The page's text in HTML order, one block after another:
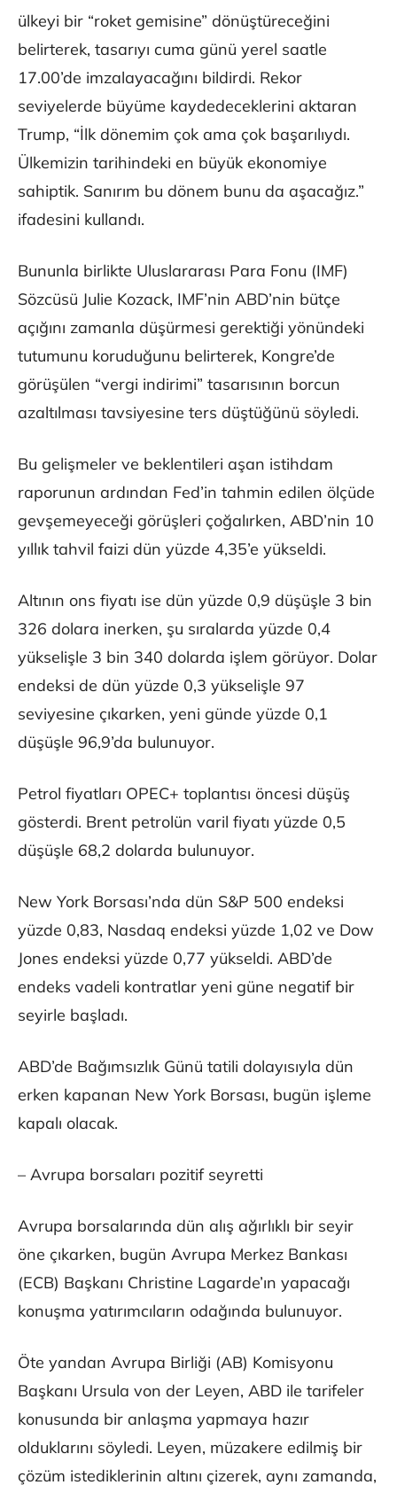
ülkeyi bir “roket gemisine” dönüştüreceğini
belirterek, tasarıyı cuma günü yerel saatle
17.00’de imzalayacağını bildirdi. Rekor
seviyelerde büyüme kaydedeceklerini aktaran
Trump, “İlk dönemim çok ama çok başarılıydı.
Ülkemizin tarihindeki en büyük ekonomiye
sahiptik. Sanırım bu dönem bunu da aşacağız.”
ifadesini kullandı.
Bununla birlikte Uluslararası Para Fonu (IMF)
Sözcüsü Julie Kozack, IMF’nin ABD’nin bütçe
açığını zamanla düşürmesi gerektiği yönündeki
tutumunu koruduğunu belirterek, Kongre’de
görüşülen “vergi indirimi” tasarısının borcun
azaltılması tavsiyesine ters düştüğünü söyledi.
Bu gelişmeler ve beklentileri aşan istihdam
raporunun ardından Fed’in tahmin edilen ölçüde
gevşemeyeceği görüşleri çoğalırken, ABD’nin 10
yıllık tahvil faizi dün yüzde 4,35’e yükseldi.
Altının ons fiyatı ise dün yüzde 0,9 düşüşle 3 bin
326 dolara inerken, şu sıralarda yüzde 0,4
yükselişle 3 bin 340 dolarda işlem görüyor. Dolar
endeksi de dün yüzde 0,3 yükselişle 97
seviyesine çıkarken, yeni günde yüzde 0,1
düşüşle 96,9’da bulunuyor.
Petrol fiyatları OPEC+ toplantısı öncesi düşüş
gösterdi. Brent petrolün varil fiyatı yüzde 0,5
düşüşle 68,2 dolarda bulunuyor.
New York Borsası’nda dün S&P 500 endeksi
yüzde 0,83, Nasdaq endeksi yüzde 1,02 ve Dow
Jones endeksi yüzde 0,77 yükseldi. ABD’de
endeks vadeli kontratlar yeni güne negatif bir
seyirle başladı.
ABD’de Bağımsızlık Günü tatili dolayısıyla dün
erken kapanan New York Borsası, bugün işleme
kapalı olacak.
– Avrupa borsaları pozitif seyretti
Avrupa borsalarında dün alış ağırlıklı bir seyir
öne çıkarken, bugün Avrupa Merkez Bankası
(ECB) Başkanı Christine Lagarde’ın yapacağı
konuşma yatırımcıların odağında bulunuyor.
Öte yandan Avrupa Birliği (AB) Komisyonu
Başkanı Ursula von der Leyen, ABD ile tarifeler
konusunda bir anlaşma yapmaya hazır
olduklarını söyledi. Leyen, müzakere edilmiş bir
çözüm istediklerinin altını çizerek, aynı zamanda,